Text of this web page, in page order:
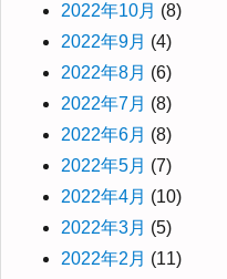
2022年10月 (8)
2022年9月 (4)
2022年8月 (6)
2022年7月 (8)
2022年6月 (8)
2022年5月 (7)
2022年4月 (10)
2022年3月 (5)
2022年2月 (11)